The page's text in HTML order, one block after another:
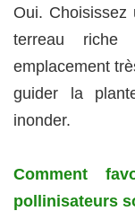
Oui. Choisissez
terreau
emplacement
guider la
inonder.
Comment
pollinisateurs